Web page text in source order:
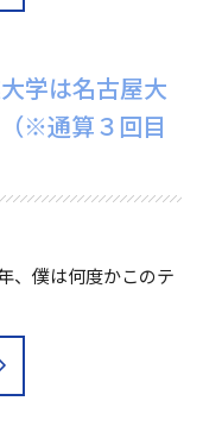
学は名古屋大
※通算３回目
、僕は何度かこのテ